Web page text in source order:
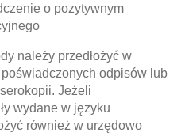
o pozytywnym
należy przedłożyć w
odpisów lub
Jeżeli
wydane w języku
również w urzędowo